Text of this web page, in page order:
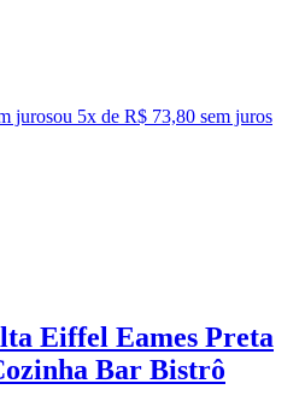
jurosou 5x de R$ 73,80 sem juros
Eiffel Eames Preta
Bar Bistrô